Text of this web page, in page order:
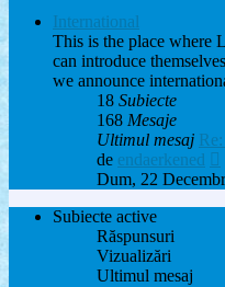
International
This is the place where
can introduce
we announce
18 Subiecte
168 Mesaje
Ultimul mesaj
de endaerkened
Dum, 22
Subiecte active
Răspunsuri
Vizualizări
Ultimul mesaj